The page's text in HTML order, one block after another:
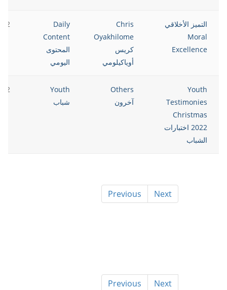
التميز الأخلاقي
Moral
Excellence
Chris
Oyakhilome
كريس
أوياكيلومي
Daily
Content
المحتوى
اليومي
Youth
Testimonies
Christmas
2022 اختبارات
الشباب
Others
آخرون
Youth
شباب
Previous Next
Previous Next